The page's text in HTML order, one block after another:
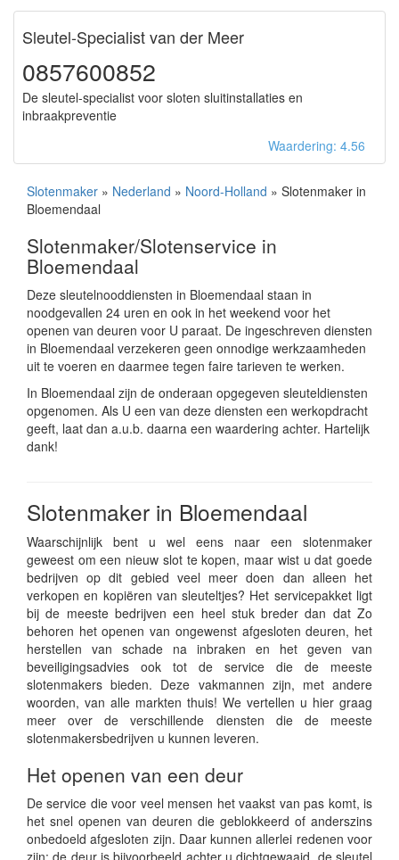
Sleutel-Specialist van der Meer
0857600852
De sleutel-specialist voor sloten sluitinstallaties en
inbraakpreventie
Waardering: 4.56
Slotenmaker » Nederland » Noord-Holland » Slotenmaker in
Bloemendaal
Slotenmaker/Slotenservice in
Bloemendaal
Deze sleutelnooddiensten in Bloemendaal staan in
noodgevallen 24 uren en ook in het weekend voor het
openen van deuren voor U paraat. De ingeschreven diensten
in Bloemendaal verzekeren geen onnodige werkzaamheden
uit te voeren en daarmee tegen faire tarieven te werken.
In Bloemendaal zijn de onderaan opgegeven sleuteldiensten
opgenomen. Als U een van deze diensten een werkopdracht
geeft, laat dan a.u.b. daarna een waardering achter. Hartelijk
dank!
Slotenmaker in Bloemendaal
Waarschijnlijk bent u wel eens naar een slotenmaker
geweest om een nieuw slot te kopen, maar wist u dat goede
bedrijven op dit gebied veel meer doen dan alleen het
verkopen en kopiëren van sleuteltjes? Het servicepakket ligt
bij de meeste bedrijven een heel stuk breder dan dat Zo
behoren het openen van ongewenst afgesloten deuren, het
herstellen van schade na inbraken en het geven van
beveiligingsadvies ook tot de service die de meeste
slotenmakers bieden. Deze vakmannen zijn, met andere
woorden, van alle markten thuis! We vertellen u hier graag
meer over de verschillende diensten die de meeste
slotenmakersbedrijven u kunnen leveren.
Het openen van een deur
De service die voor veel mensen het vaakst van pas komt, is
het snel openen van deuren die geblokkeerd of anderszins
onbedoeld afgesloten zijn. Daar kunnen allerlei redenen voor
zijn: de deur is bijvoorbeeld achter u dichtgewaaid, de sleutel